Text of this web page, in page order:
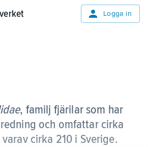
Logga in
, familj fjärilar som har
och omfattar cirka
cirka 210 i Sverige.